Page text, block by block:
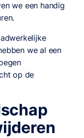
we een handig
we al een
op de